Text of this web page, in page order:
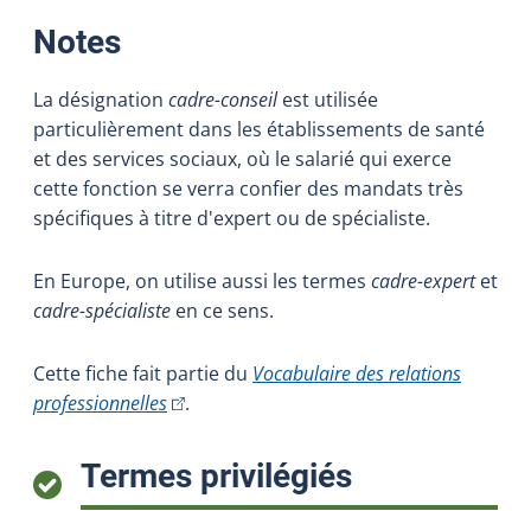
Notes:
La désignation cadre-conseilest utilisée
particulièrement dans les établissements de santé
et des services sociaux, où le salarié qui exerce
cette fonction se verra confier des mandats très
spécifiques à titre d'expert ou de spécialiste.
En Europe, on utilise aussi les termes cadre-expertet
cadre-spécialiste en ce sens.
Cette fiche fait partie du Vocabulaire des relations
professionnelles(Cet hyperlien externe s'ouvrira dans une
.
Termes privilégiés: